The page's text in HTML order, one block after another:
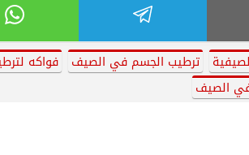
ترطيب الجسم في الصيف فواكه
الصيف